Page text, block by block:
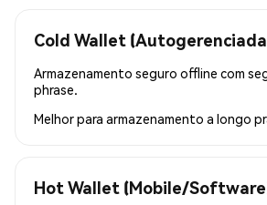
Cold Wallet
Armazenamento seguro offline com
phrase.
Melhor para armazenamento a longo
Hot Wallet (Mobile/